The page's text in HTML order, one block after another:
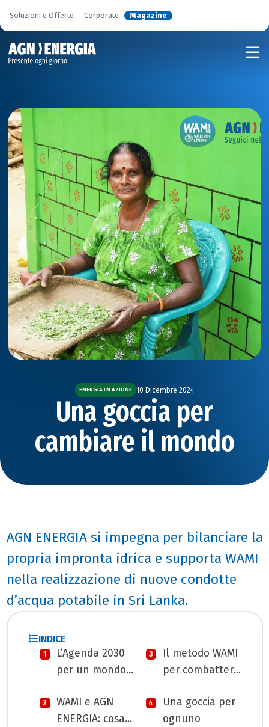
Soluzioni e Offerte Corporate Magazine
ENERGIA IN AZIONE 10 Dicembre 2024
Una goccia per
cambiare il mondo
AGN ENERGIA si impegna per bilanciare la
propria impronta idrica e supporta WAMI
nella realizzazione di nuove condotte
d’acqua potabile in Sri Lanka.
INDICE
L’Agenda 2030
per un mondo
più sete
WAMI e AGN
ENERGIA: cosa
Il metodo WAMI
per combattere
portare l’acqua
Una goccia per
ognuno